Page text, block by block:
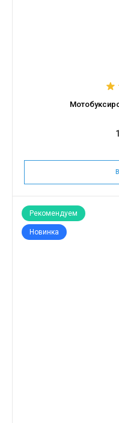
Рекомендуем
Новинка